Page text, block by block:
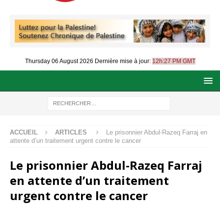
Thursday 06 August 2026 Dernière mise à jour: 12h:27 PM GMT
ACCUEIL ARTICLES
Le prisonnier Abdul-Razeq Farraj en
attente d’un traitement urgent contre le cancer
Le prisonnier Abdul-Razeq Farraj
en attente d’un traitement
urgent contre le cancer